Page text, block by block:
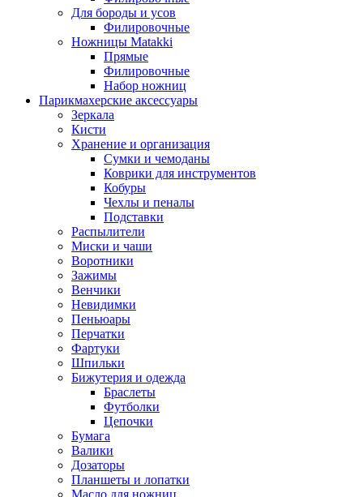
Для бороды и усов
Филировочные
Ножницы Matakki
Прямые
Филировочные
Набор ножниц
Парикмахерские аксессуары
Зеркала
Кисти
Хранение и организация
Сумки и чемоданы
Коврики для инструментов
Кобуры
Чехлы и пеналы
Подставки
Распылители
Миски и чаши
Воротники
Зажимы
Венчики
Невидимки
Пеньюары
Перчатки
Фартуки
Шпильки
Бижутерия и одежда
Браслеты
Футболки
Цепочки
Бумага
Валики
Дозаторы
Планшеты и лопатки
Масло для ножниц